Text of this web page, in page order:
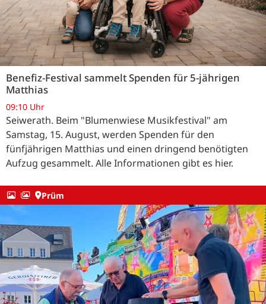
Benefiz-Festival sammelt Spenden für 5-jährigen
Matthias
09:10 Uhr
Seiwerath. Beim "Blumenwiese Musikfestival" am
Samstag, 15. August, werden Spenden für den
fünfjährigen Matthias und einen dringend benötigten
Aufzug gesammelt. Alle Informationen gibt es hier.
Prüm